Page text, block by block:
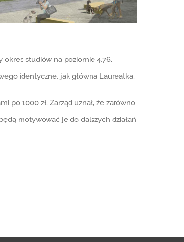
okres studiów na poziomie 4,76.
identyczne, jak główna Laureatka.
po 1000 zł. Zarząd uznał, że zarówno
motywować je do dalszych działań